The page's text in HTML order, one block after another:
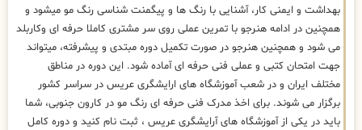
بهداشت و ایمنی کار، آشنایی با رنگ ها و پیگمنت شناسی رنگ مو میشود و
همچنین در ادامه هنرجو با تمرین عملی روی سر مشتری کاملا حرفه ای وکاربلد
می شود و همچنین هنرجو در صورت تکمیل دوره مبتدی و پیشرفته، میتواند
جهت امتحان کتبی و عملی فنی حرفه ای آماده شود. این دوره در مناطق
مختلف ایران و در شعب آموزشگاه های ارایشگری عریس در سراسر کشور
برگزار می شوند. برای اخذ مدرک فنی حرفه ای رنگ مو در کارون جنوبی، شما
باید در یکی از آموزشگاه های آرایشگری عریس ، ثبت نام کنید و دوره کامل